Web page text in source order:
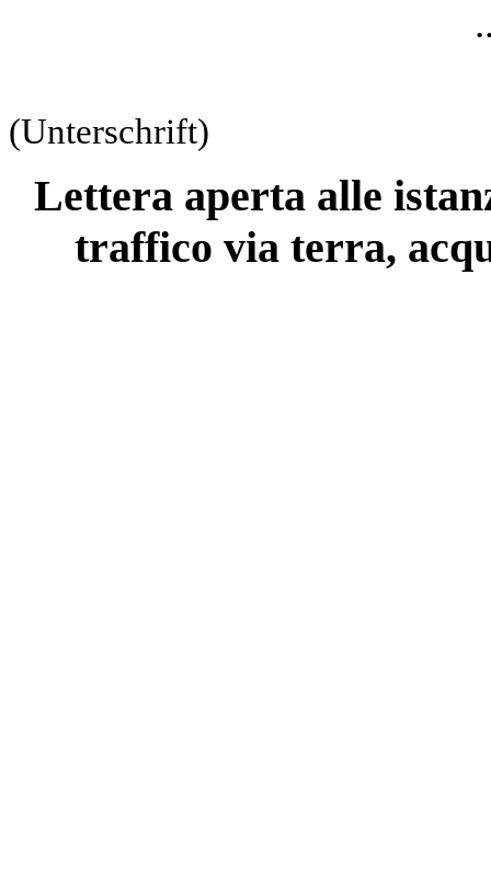
(Unterschrift)
Lettera aperta alle
traffico via terra,